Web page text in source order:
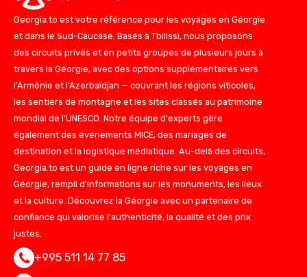
Georgia.to est votre référence pour les voyages en Géorgie
et dans le Sud-Caucase. Basés à Tbilissi, nous proposons
des circuits privés et en petits groupes de plusieurs jours à
travers la Géorgie, avec des options supplémentaires vers
l'Arménie et l'Azerbaïdjan — couvrant les régions viticoles,
les sentiers de montagne et les sites classés au patrimoine
mondial de l'UNESCO. Notre équipe d'experts gère
également des événements MICE, des mariages de
destination et la logistique médiatique. Au-delà des circuits,
Georgia.to est un guide en ligne riche sur les voyages en
Géorgie, rempli d'informations sur les monuments, les lieux
et la culture. Découvrez la Géorgie avec un partenaire de
confiance qui valorise l'authenticité, la qualité et des prix
justes.
+995 511 14 77 85